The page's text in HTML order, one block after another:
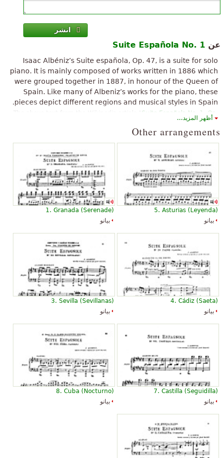
انشر
عن Suite Española No. 1
Isaac Albéniz’s Suite española, Op. 47, is a suite for solo
piano. It is mainly composed of works written in 1886 which
were grouped together in 1887, in honour of the Queen of
Spain. Like many of Albeniz’s works for the piano, these
pieces depict different regions and musical styles in Spain.
The above text from the Wikipedia article " Suite Española No. 1, Op.
" text is available under CC BY-SA 3.0.
أظهر المزيد...
Other arrangements
5. Asturias (Leyenda)
بيانو
1. Granada (Serenade)
بيانو
4. Cádiz (Saeta)
بيانو
3. Sevilla (Sevillanas)
بيانو
7. Castilla (Seguidilla)
بيانو
8. Cuba (Nocturno)
بيانو